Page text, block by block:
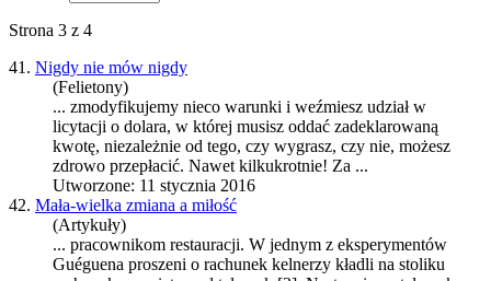
Strona 3 z 4
41. Nigdy nie mów nigdy
(Felietony)
... zmodyfikujemy nieco warunki i weźmiesz udział w
licytacji o dolara, w której musisz oddać zadeklarowaną
kwotę, niezależnie od tego, czy wygrasz, czy nie, możesz
zdrowo przepłacić. Nawet kilkukrotnie! Za ...
Utworzone: 11 stycznia 2016
42. Mała-wielka zmiana a miłość
(Artykuły)
... pracownikom restauracji. W jednym z eksperymentów
Guéguena proszeni o rachunek kelnerzy kładli na stoliku